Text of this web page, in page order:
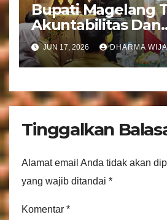
Bupati Magelang
Akuntabilitas Dan
Tranparansi
Bantuan
JUN 17, 2026 DHARMA
Tinggalkan
Alamat email Anda tidak akan
yang wajib ditandai *
Komentar *